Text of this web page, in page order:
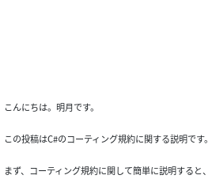
こんにちは。明月です。
この投稿はC#のコーティング規約に関する説明です。
まず、コーティング規約に関して簡単に説明すると